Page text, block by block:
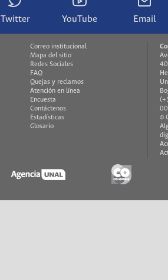
Twitter YouTube Email
Correo institucional
Mapa del sitio
Redes Sociales
FAQ
Quejas y reclamos
Atención en línea
Encuesta
Contáctenos
Estadísticas
Glosario
©